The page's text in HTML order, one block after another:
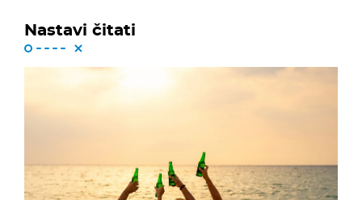
Nastavi čitati